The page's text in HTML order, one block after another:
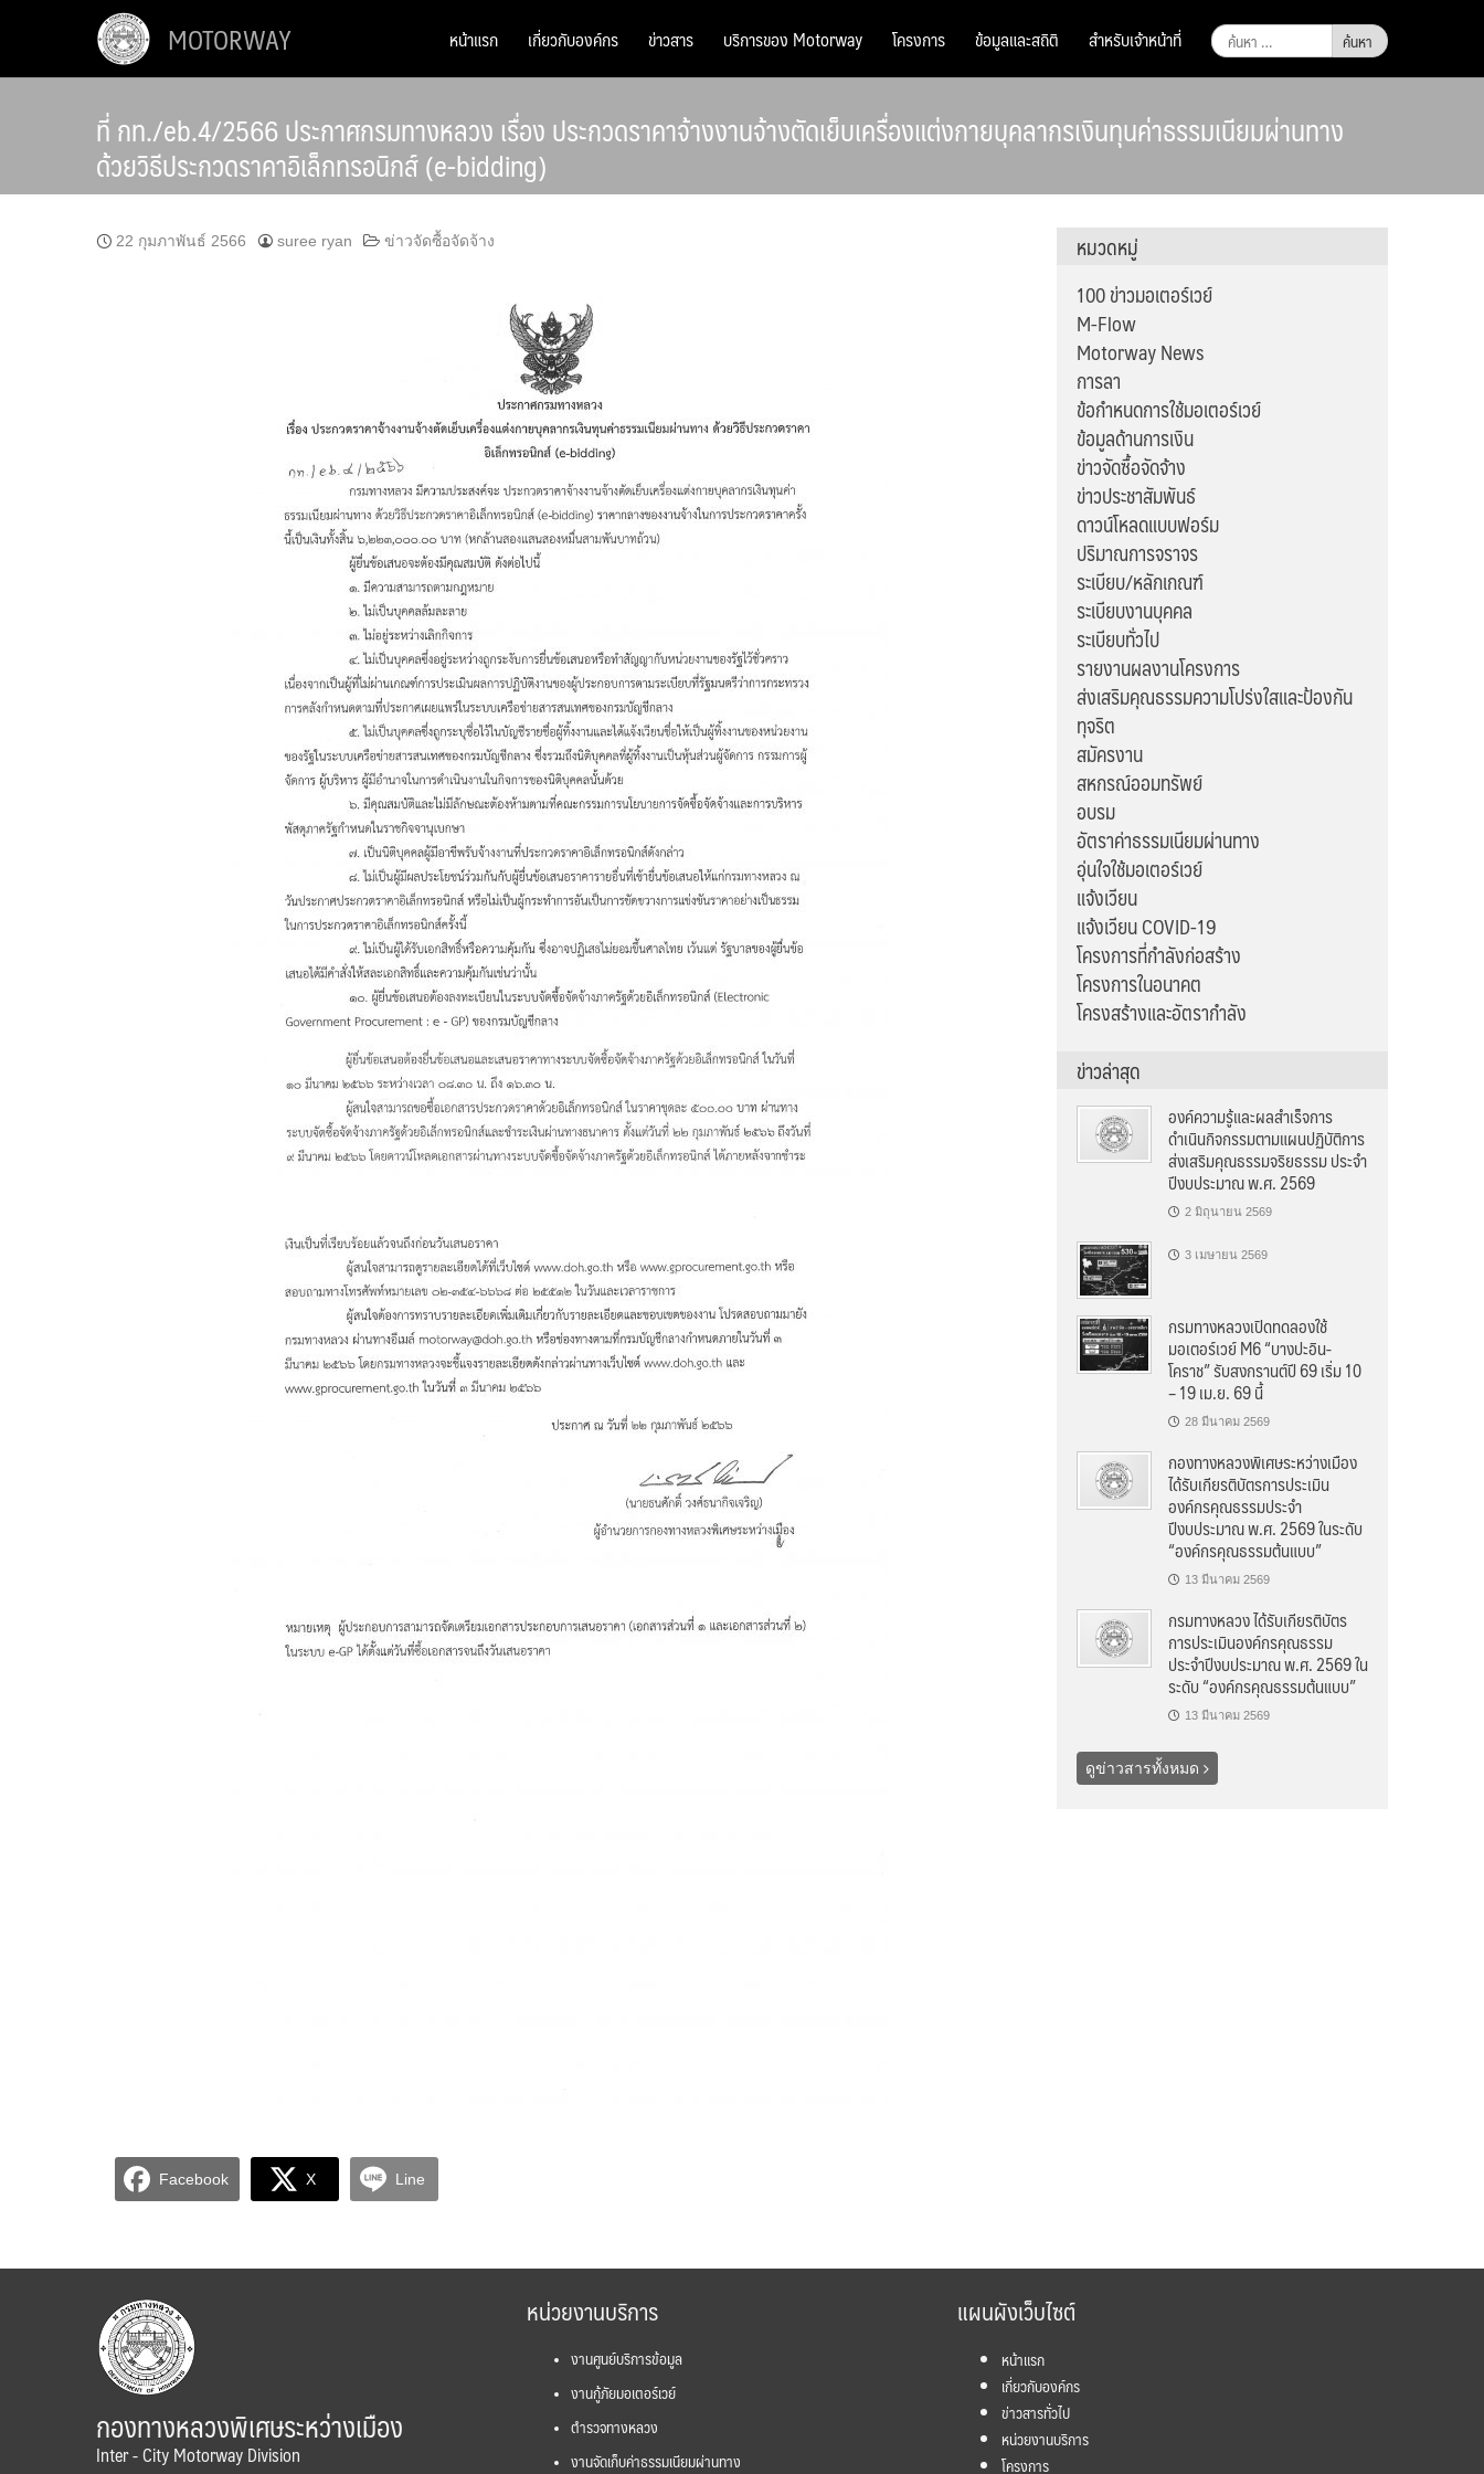
MOTORWAY
ค้นหา
สำหรับ:
หน้าแรก เกี่ยวกับองค์กร ข่าวสาร บริการของ Motorway โครงการ ข้อมูลและสถิติ สำหรับเจ้าหน้าที่
ที่ กท./eb.4/2566 ประกาศกรมทางหลวง เรื่อง ประกวดราคาจ้างงานจ้างตัดเย็บเครื่องแต่งกายบุคลากรเงินทุนค่าธรรมเนียมผ่านทาง
ด้วยวิธีประกวดราคาอิเล็กทรอนิกส์ (e-bidding)
22 กุมภาพันธ์ 2566 suree ryan ข่าวจัดซื้อจัดจ้าง
Facebook X Line
หมวดหมู่
100 ข่าวมอเตอร์เวย์
M-Flow
Motorway News
การลา
ข้อกำหนดการใช้มอเตอร์เวย์
ข้อมูลด้านการเงิน
ข่าวจัดซื้อจัดจ้าง
ข่าวประชาสัมพันธ์
ดาวน์โหลดแบบฟอร์ม
ปริมาณการจราจร
ระเบียบ/หลักเกณฑ์
ระเบียบงานบุคคล
ระเบียบทั่วไป
รายงานผลงานโครงการ
ส่งเสริมคุณธรรมความโปร่งใสและป้องกัน
ทุจริต
สมัครงาน
สหกรณ์ออมทรัพย์
อบรม
อัตราค่าธรรมเนียมผ่านทาง
อุ่นใจใช้มอเตอร์เวย์
แจ้งเวียน
แจ้งเวียน COVID-19
โครงการที่กำลังก่อสร้าง
โครงการในอนาคต
โครงสร้างและอัตรากำลัง
ข่าวล่าสุด
องค์ความรู้และผลสำเร็จการ
ดำเนินกิจกรรมตามแผนปฏิบัติการ
ส่งเสริมคุณธรรมจริยธรรม ประจำ
ปีงบประมาณ พ.ศ. 2569
2 มิถุนายน 2569
3 เมษายน 2569
กรมทางหลวงเปิดทดลองใช้
มอเตอร์เวย์ M6 “บางปะอิน-
โคราช” รับสงกรานต์ปี 69 เริ่ม 10
– 19 เม.ย. 69 นี้
28 มีนาคม 2569
กองทางหลวงพิเศษระหว่างเมือง
ได้รับเกียรติบัตรการประเมิน
องค์กรคุณธรรมประจำ
ปีงบประมาณ พ.ศ. 2569 ในระดับ
“องค์กรคุณธรรมต้นแบบ”
13 มีนาคม 2569
กรมทางหลวง ได้รับเกียรติบัตร
การประเมินองค์กรคุณธรรม
ประจำปีงบประมาณ พ.ศ. 2569 ใน
ระดับ “องค์กรคุณธรรมต้นแบบ”
13 มีนาคม 2569
ดูข่าวสารทั้งหมด
กองทางหลวงพิเศษระหว่างเมือง
Inter - City Motorway Division
หน่วยงานบริการ
งานศูนย์บริการข้อมูล
งานกู้ภัยมอเตอร์เวย์
ตำรวจทางหลวง
งานจัดเก็บค่าธรรมเนียมผ่านทาง
แผนผังเว็บไซต์
หน้าแรก
เกี่ยวกับองค์กร
ข่าวสารทั่วไป
หน่วยงานบริการ
โครงการ